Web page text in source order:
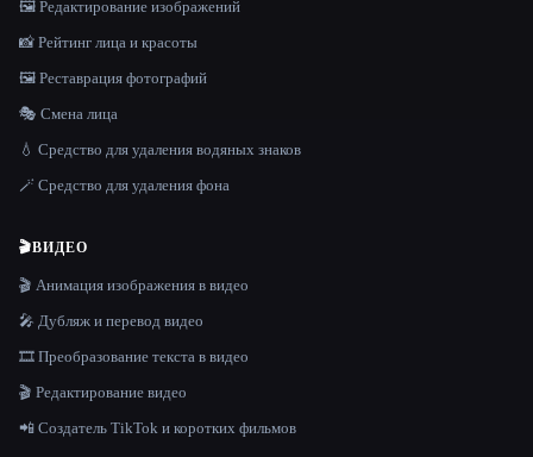
🖼️ Редактирование изображений
📸 Рейтинг лица и красоты
🖼️ Реставрация фотографий
🎭 Смена лица
💧 Средство для удаления водяных знаков
🪄 Средство для удаления фона
🎬ВИДЕО
🎬 Анимация изображения в видео
🎤 Дубляж и перевод видео
🎞️ Преобразование текста в видео
🎬 Редактирование видео
📲 Создатель TikTok и коротких фильмов